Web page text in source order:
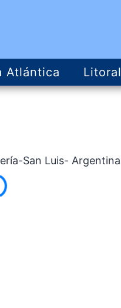
Atlántica Litoral
San Luis- Argentina